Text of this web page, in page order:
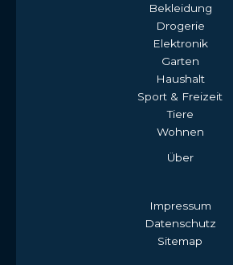
Bekleidung
Drogerie
Elektronik
Garten
Haushalt
Sport & Freizeit
Tiere
Wohnen
Über
Impressum
Datenschutz
Sitemap